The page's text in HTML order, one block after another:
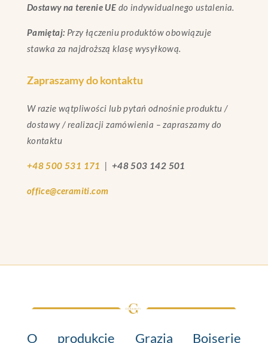
Dostawy na terenie UE do indywidualnego ustalenia.
Pamiętaj: Przy łączeniu produktów obowiązuje
stawka za najdroższą klasę wysyłkową.
Zapraszamy do kontaktu
W razie wątpliwości lub pytań odnośnie produktu /
dostawy / realizacji zamówienia – zapraszamy do
kontaktu
+48 500 531 171 | +48 503 142 501
office@ceramiti.com
O produkcie Grazia Boiserie